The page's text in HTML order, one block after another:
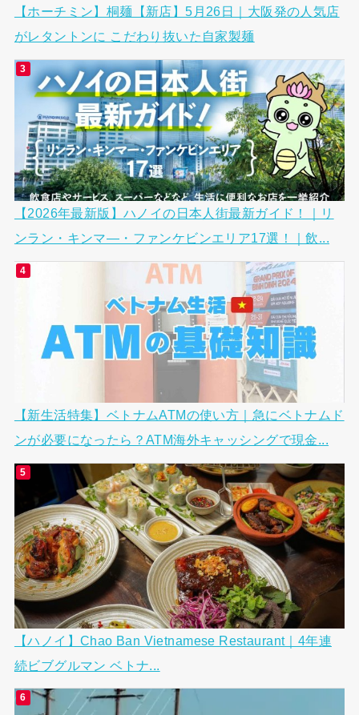
【ホーチミン】桐麺【新店】5月26日｜大阪発の人気店
がレタントンに こだわり抜いた自家製麺
【2026年最新版】ハノイの日本人街最新ガイド！｜リ
ンラン・キンマ―・ファンケビンエリア17選！｜飲...
【新生活特集】ベトナムATMの使い方｜急にベトナムド
ンが必要になったら？ATM海外キャッシングで現金...
【ハノイ】Chao Ban Vietnamese Restaurant｜4年連
続ビブグルマン ベトナ...